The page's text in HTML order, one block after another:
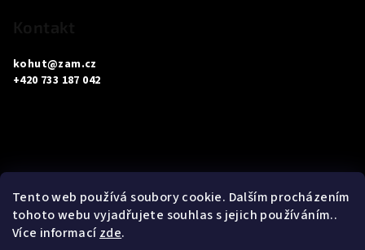
Tento web používá soubory cookie. Dalším procházením
tohoto webu vyjadřujete souhlas s jejich používáním..
Více informacízde.
kohut@zam.cz
+420 733 187 042
Informace pro vás
Obchodní podmínky